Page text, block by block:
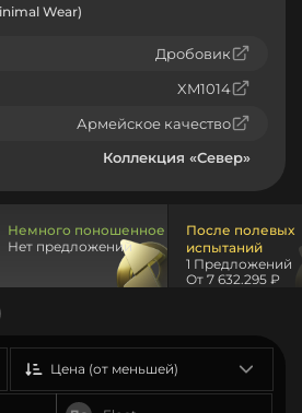
Wear)
Дробовик
XM1014
Армейское качество
Коллекция «Север»
Немного поношенное
Нет предложений
После полевых
испытаний
1 Предложений
От 7 632.295 ₽
Цена (от меньшей)